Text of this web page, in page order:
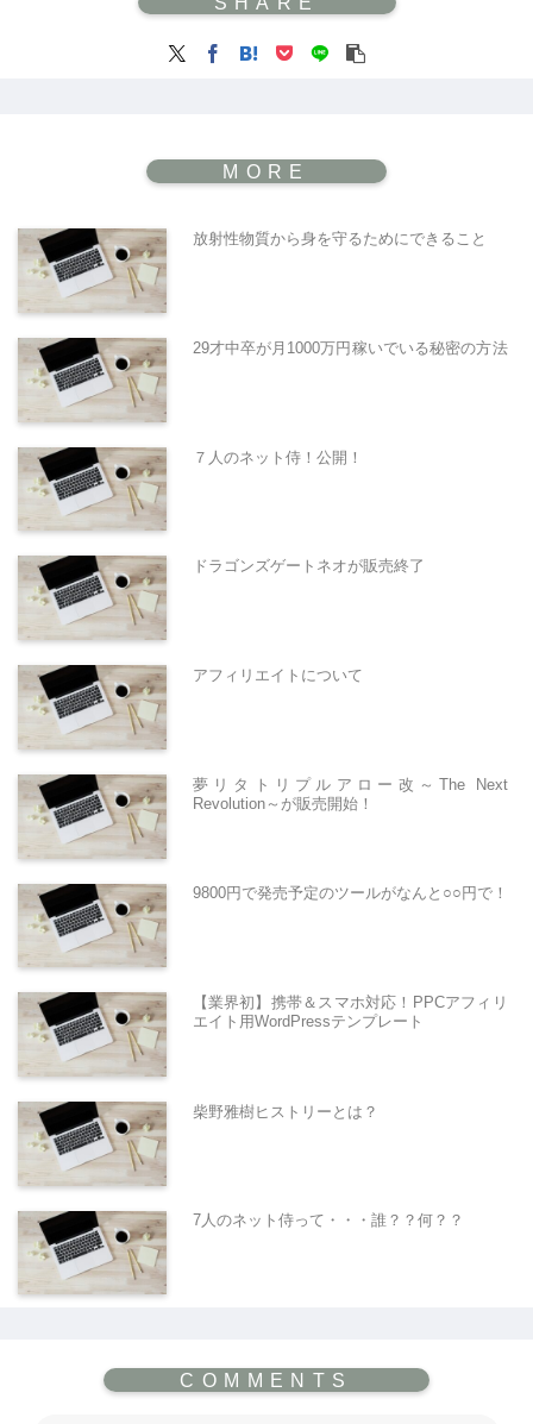
放射性物質から身を守るためにできること
29才中卒が月1000万円稼いでいる秘密の方法
７人のネット侍！公開！
ドラゴンズゲートネオが販売終了
アフィリエイトについて
夢リタトリプルアロー改～The Next
Revolution～が販売開始！
9800円で発売予定のツールがなんと○○円で！
【業界初】携帯＆スマホ対応！PPCアフィリ
エイト用WordPressテンプレート
柴野雅樹ヒストリーとは？
7人のネット侍って・・・誰？？何？？